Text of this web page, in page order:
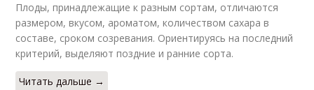
Плоды, принадлежащие к разным сортам, отличаются
размером, вкусом, ароматом, количеством сахара в
составе, сроком созревания. Ориентируясь на последний
критерий, выделяют поздние и ранние сорта.
Читать дальше →